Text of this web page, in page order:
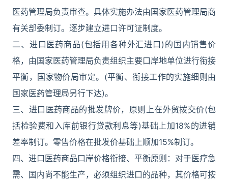
医药管理局负责审查。具体实施办法由国家医药管理局商
有关部委制订。逐步建立进口许可证制度。
二、进口医药商品(包括用各种外汇进口)的国内销售价
格，由国家医药管理局负责组织主要口岸地单位进行衔接
平衡，国家物价局审定。(平衡、衔接工作的实施细则由
国家医药管理局另行下达)。
三、进口医药商品的批发牌价，原则上在外贸拨交价(包
括检验费和入库前银行贷款利息等)基础上加18%的进销
差率制订。零售价格在批发价基础上顺加15%制订。
四、进口医药商品口岸价格衔接、平衡原则：对于医疗急
需、国内尚不能生产，必须组织进口的品种，其价格可按